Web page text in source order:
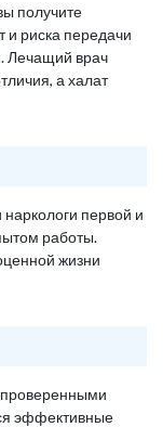
получите
и риска передачи
Лечащий врач
а халат
первой и
работы.
жизни
проверенными
эффективные